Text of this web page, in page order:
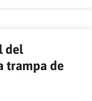
del
trampa de